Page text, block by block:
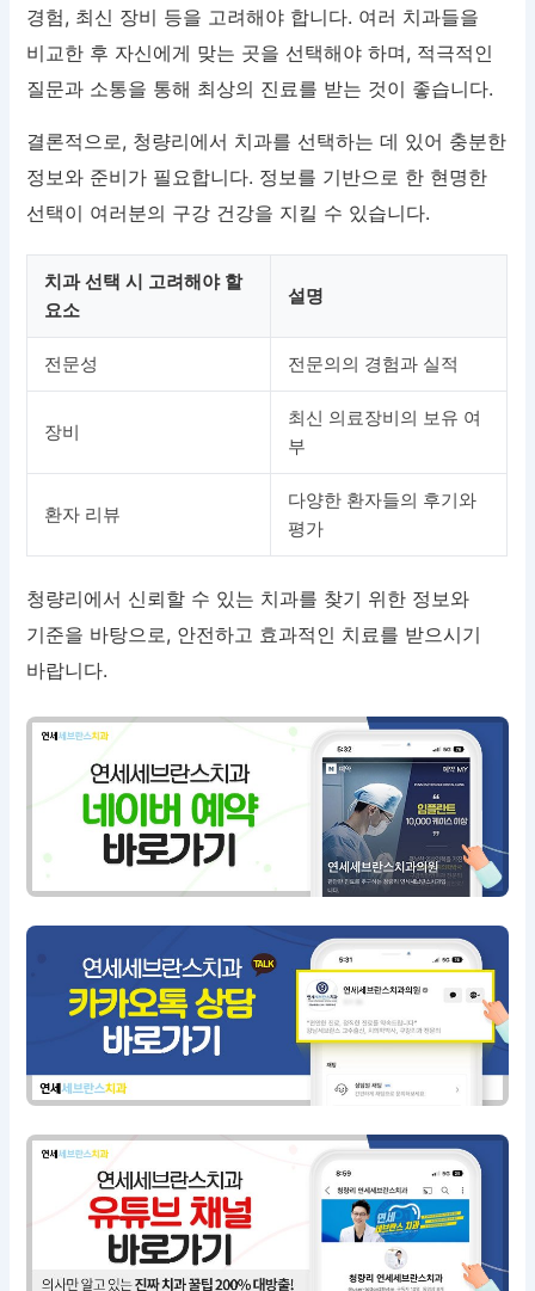
경험, 최신 장비 등을 고려해야 합니다. 여러 치과들을
비교한 후 자신에게 맞는 곳을 선택해야 하며, 적극적인
질문과 소통을 통해 최상의 진료를 받는 것이 좋습니다.
결론적으로, 청량리에서 치과를 선택하는 데 있어 충분한
정보와 준비가 필요합니다. 정보를 기반으로 한 현명한
선택이 여러분의 구강 건강을 지킬 수 있습니다.
치과 선택 시 고려해야 할
요소
설명
전문성 전문의의 경험과 실적
장비
최신 의료장비의 보유 여
부
환자 리뷰
다양한 환자들의 후기와
평가
청량리에서 신뢰할 수 있는 치과를 찾기 위한 정보와
기준을 바탕으로, 안전하고 효과적인 치료를 받으시기
바랍니다.